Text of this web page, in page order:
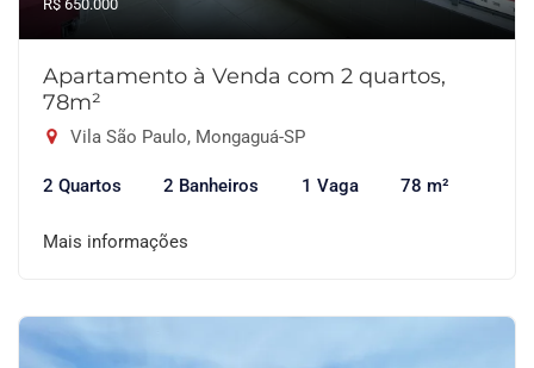
R$ 650.000
Apartamento à Venda com 2 quartos,
78m²
Vila São Paulo, Mongaguá-SP
2 Quartos 2 Banheiros 1 Vaga 78 m²
Mais informações